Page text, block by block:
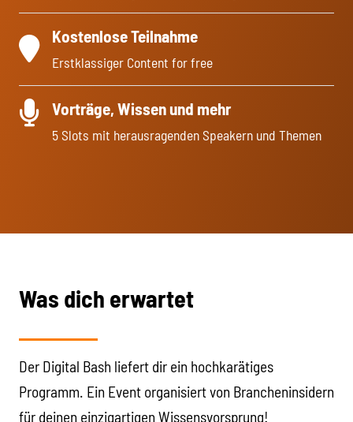
Kostenlose Teilnahme
Erstklassiger Content for free
Vorträge, Wissen und mehr
5 Slots mit herausragenden Speakern und Themen
Was dich erwartet
Der Digital Bash liefert dir ein hochkarätiges
Programm. Ein Event organisiert von Brancheninsidern
für deinen einzigartigen Wissensvorsprung!